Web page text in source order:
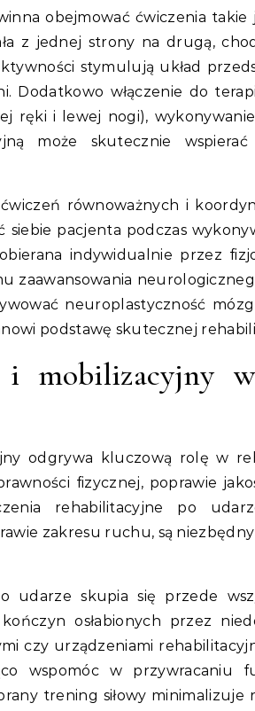
obejmować ćwiczenia
z jednej strony na drugą,
stymulują układ
Dodatkowo włączenie do
ręki i lewej nogi),
może skutecznie
równoważnych i
siebie pacjenta podczas
indywidualnie przez
zaawansowania
neuroplastyczność
podstawę skutecznej
i mobilizacyjny
odgrywa kluczową rolę w
fizycznej, poprawie
rehabilitacyjne po
zakresu ruchu, są
udarze skupia się przede
osłabionych przez
czy urządzeniami
wspomóc w przywracaniu
trening siłowy